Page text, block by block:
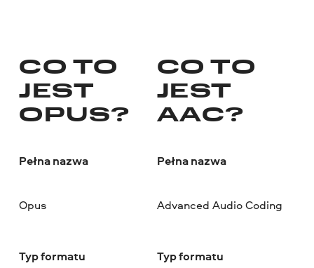
CO TO
JEST
OPUS?
Pełna nazwa
Opus
Typ formatu
CO TO
JEST
AAC?
Pełna nazwa
Advanced Audio Coding
Typ formatu